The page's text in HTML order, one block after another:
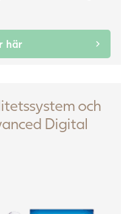
här
och
Digital